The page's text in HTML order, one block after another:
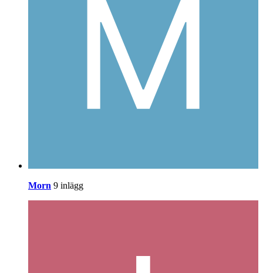
Morn 9 inlägg